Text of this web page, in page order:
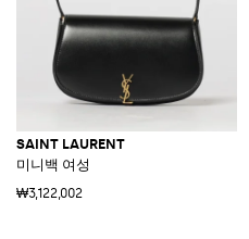
SAINT LAURENT
미니백 여성
₩3,122,002